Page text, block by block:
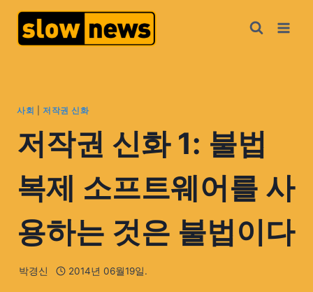
사회 저작권 신화
저작권 신화 1: 불법
복제 소프트웨어를 사
용하는 것은 불법이다
박경신 2014년 06월19일.